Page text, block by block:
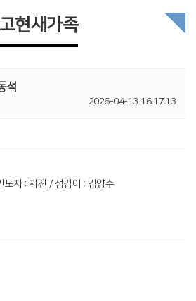
고현새가족
석
2026-04-13 16:17:13
도자 : 자진 / 섬김이 : 김양수